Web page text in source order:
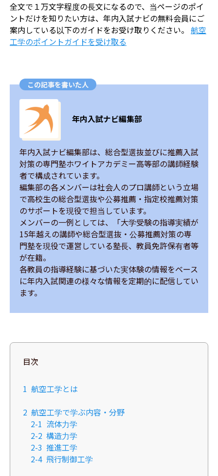
全文で１万文字程度の長文になるので、当ページのポイ
ントだけを知りたい方は、年内入試ナビの無料会員にご
案内している以下のガイドをお受け取りください。 ​航空
工学のポイントガイドを受け取る
この記事を書いた人
年内入試ナビ編集部
年内入試ナビ編集部は、総合型選抜並びに推薦入試
対策の専門塾ホワイトアカデミー高等部の講師経験
者で構成されています。
編集部の各メンバーは社会人のプロ講師という立場
で高校生の総合型選抜や公募推薦・指定校推薦対策
のサポートを現役で担当しています。
メンバーの一例としては、「大学受験の指導実績が
15年越えの講師や総合型選抜・公募推薦対策の専
門塾を現役で運営している塾長、教員免許保有者等
が在籍。
各教員の指導経験に基づいた実体験の情報をベース
に年内入試関連の様々な情報を定期的に配信してい
ます。
目次
1 航空工学とは
2 航空工学で学ぶ内容・分野
2-1 流体力学
2-2 構造力学
2-3 推進工学
2-4 飛行制御工学